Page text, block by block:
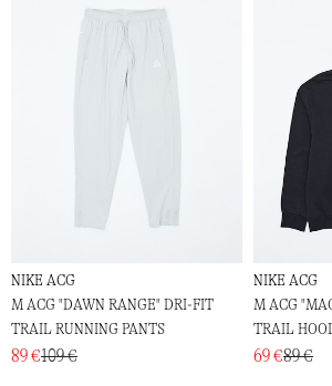
NIKE ACG
M ACG "DAWN RANGE" DRI-FIT
TRAIL RUNNING PANTS
89 €109 €
NIKE ACG
M ACG
TRAIL
69 €89 €